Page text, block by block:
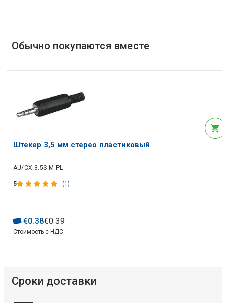
Обычно покупаются вместе
Штекер 3,5 мм стерео пластиковый
AU/CX-3.5S-M-PL
5 (1)
€0.38€0.39
Стоимость с НДС
Сроки доставки